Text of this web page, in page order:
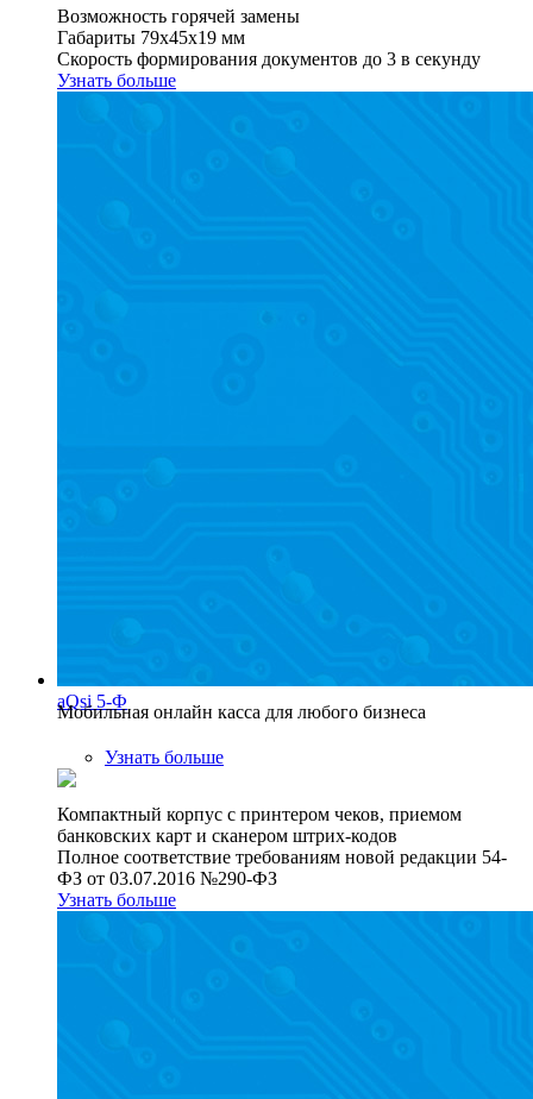
Возможность горячей замены
Габариты 79х45х19 мм
Скорость формирования документов до 3 в секунду
Узнать больше
aQsi 5-Ф
Мобильная онлайн касса для любого бизнеса
Узнать больше
Компактный корпус с принтером чеков, приемом
банковских карт и сканером штрих-кодов
Полное соответствие требованиям новой редакции 54-
ФЗ от 03.07.2016 №290-ФЗ
Узнать больше